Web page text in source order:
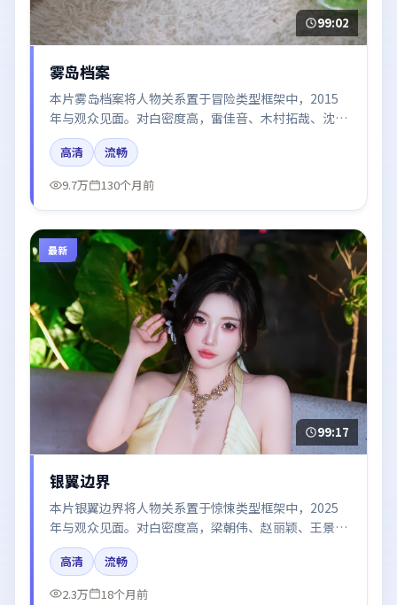
99:02
雾岛档案
本片雾岛档案将人物关系置于冒险类型框架中，2015
年与观众见面。对白密度高，雷佳音、木村拓哉、沈
腾、汤唯的台词节奏值得关注；整体气质偏中国香港都
市与冷色调摄影。
高清
流畅
9.7万
130个月前
最新
99:17
银翼边界
本片银翼边界将人物关系置于惊悚类型框架中，2025
年与观众见面。对白密度高，梁朝伟、赵丽颖、王景春
的台词节奏值得关注；整体气质偏韩国都市与冷色调摄
影。
高清
流畅
2.3万
18个月前